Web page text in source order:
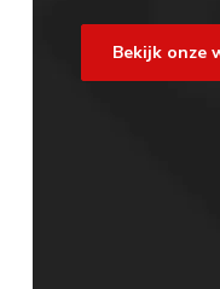
Bekijk onze